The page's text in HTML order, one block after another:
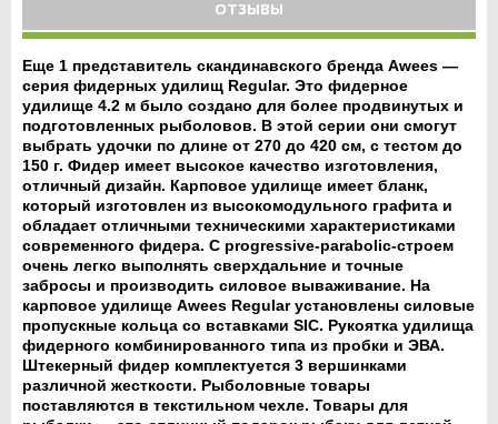
ОТЗЫВЫ
Еще 1 представитель скандинавского бренда Awees —
серия фидерных удилищ Regular. Это фидерное
удилище 4.2 м было создано для более продвинутых и
подготовленных рыболовов. В этой серии они смогут
выбрать удочки по длине от 270 до 420 см, с тестом до
150 г. Фидер имеет высокое качество изготовления,
отличный дизайн. Карповое удилище имеет бланк,
который изготовлен из высокомодульного графита и
обладает отличными техническими характеристиками
современного фидера. С progressive-parabolic-строем
очень легко выполнять сверхдальние и точные
забросы и производить силовое вываживание. На
карповое удилище Awees Regular установлены силовые
пропускные кольца со вставками SIC. Рукоятка удилища
фидерного комбинированного типа из пробки и ЭВА.
Штекерный фидер комплектуется 3 вершинками
различной жесткости. Рыболовные товары
поставляются в текстильном чехле. Товары для